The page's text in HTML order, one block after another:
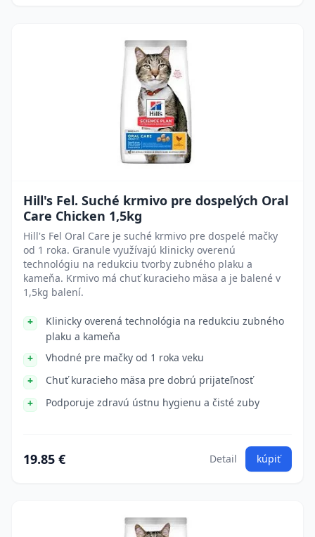
Hill's Fel. Suché krmivo pre dospelých Oral
Care Chicken 1,5kg
Hill's Fel Oral Care je suché krmivo pre dospelé mačky
od 1 roka. Granule využívajú klinicky overenú
technológiu na redukciu tvorby zubného plaku a
kameňa. Krmivo má chuť kuracieho mäsa a je balené v
1,5kg balení.
Klinicky overená technológia na redukciu zubného
plaku a kameňa
Vhodné pre mačky od 1 roka veku
Chuť kuracieho mäsa pre dobrú prijateľnosť
Podporuje zdravú ústnu hygienu a čisté zuby
19.85 € Detail kúpiť